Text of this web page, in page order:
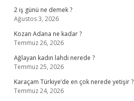
2 iş günü ne demek ?
Ağustos 3, 2026
Kozan Adana ne kadar ?
Temmuz 26, 2026
Ağlayan kadın lahdi nerede ?
Temmuz 25, 2026
Karaçam Türkiye’de en çok nerede yetişir ?
Temmuz 24, 2026